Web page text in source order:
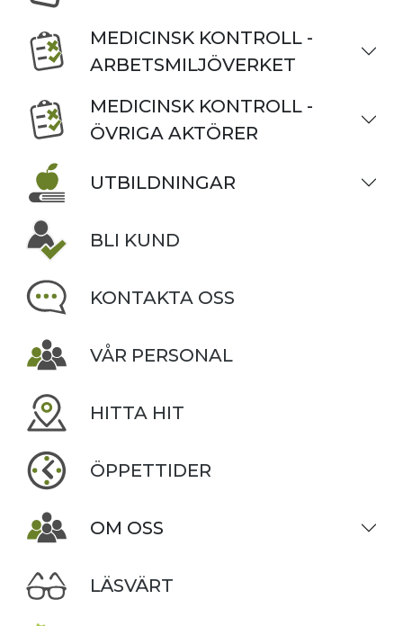
MEDICINSK KONTROLL -
ARBETSMILJÖVERKET
MEDICINSK KONTROLL -
ÖVRIGA AKTÖRER
UTBILDNINGAR
BLI KUND
KONTAKTA OSS
VÅR PERSONAL
HITTA HIT
ÖPPETTIDER
OM OSS
LÄSVÄRT